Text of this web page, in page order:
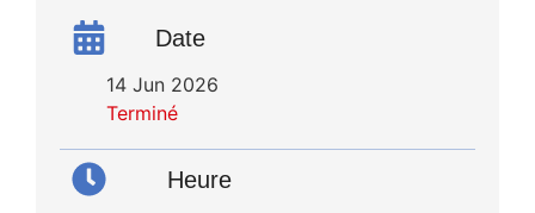
Date
14 Jun 2026
Terminé
Heure